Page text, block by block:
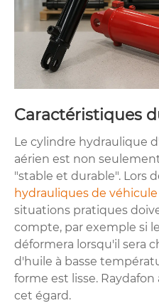
Caractéristiques
Le cylindre hydraulique
aérien est non
"stable et durable". Lors
hydrauliques de
situations pratiques
compte, par exemple si
déformera lorsqu'il sera
d'huile à basse
forme est lisse.
cet égard.